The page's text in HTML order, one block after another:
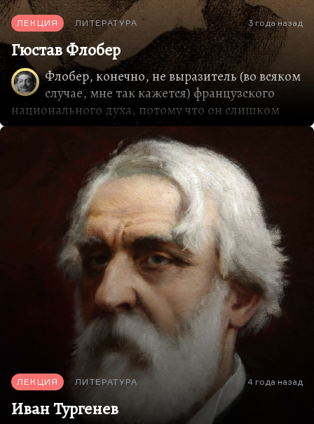
ЛЕКЦИЯ ЛИТЕРАТУРА 3 года назад
Гюстав Флобер
Флобер, конечно, не выразитель (во всяком
случае, мне так кажется) французского
национального духа, потому что он слишком
наднационален. Но Флобер, безусловно,
человек, который основал вместе с Тургеневым и
по тургеневским следам новую европейскую
Французский роман сформировался под
непосредственным тургеневским влиянием.
Тургенев, которого называют «самым западным
из русских классиков», на самом деле был самым
русским. Он сформировал новый тип русского
романа, который был подхвачен в Европе. А
почему он его сформировал? Дело в том, что
Тургенев вообще в начале своей деятельности
был поэтом и драматургом. И
драматургические, и поэтические принципы,
лаконизм,…
ЛЕКЦИЯ ЛИТЕРАТУРА 4 года назад
Иван Тургенев